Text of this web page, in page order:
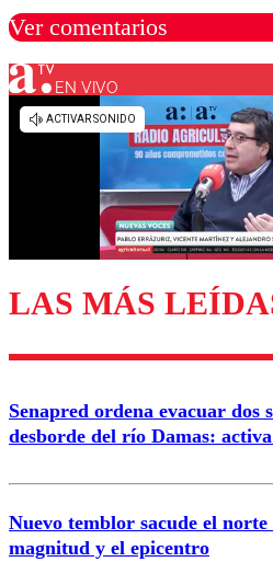
Ver comentarios
Los comentarios son
diálogo
EN VIVO
LAS MÁS
Senapred ordena evacuar dos
desborde del río Damas:
Nuevo temblor sacude el
magnitud y el epicentro